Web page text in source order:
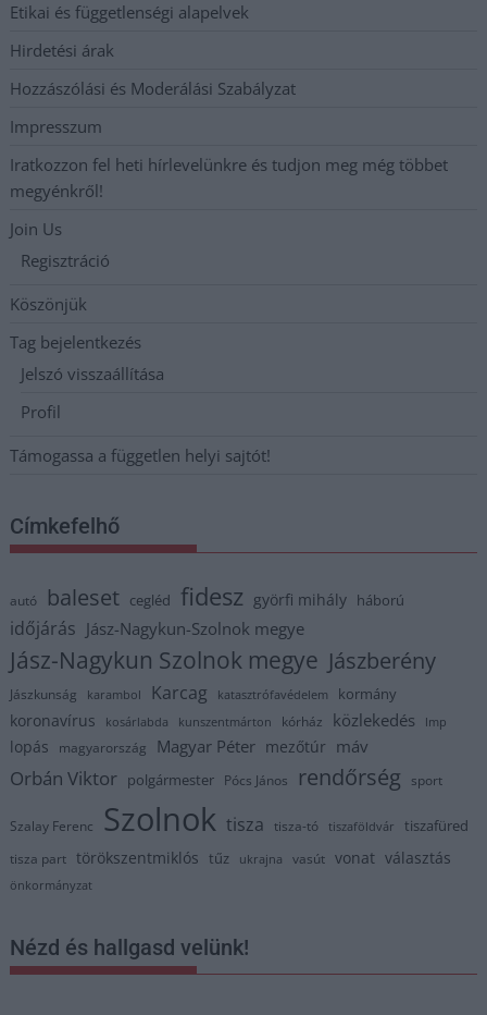
Etikai és függetlenségi alapelvek
Hirdetési árak
Hozzászólási és Moderálási Szabályzat
Impresszum
Iratkozzon fel heti hírlevelünkre és tudjon meg még többet
megyénkről!
Join Us
Regisztráció
Köszönjük
Tag bejelentkezés
Jelszó visszaállítása
Profil
Támogassa a független helyi sajtót!
Címkefelhő
autó baleset cegléd fidesz györfi mihály háború
időjárás Jász-Nagykun-Szolnok megye
Jász-Nagykun Szolnok megye Jászberény
Jászkunság karambol Karcag katasztrófavédelem kormány
koronavírus kosárlabda kunszentmárton kórház közlekedés lmp
lopás magyarország Magyar Péter mezőtúr máv
Orbán Viktor polgármester Pócs János rendőrség sport
Szalay Ferenc Szolnok tisza tisza-tó tiszaföldvár tiszafüred
tisza part törökszentmiklós tűz ukrajna vasút vonat választás
önkormányzat
Nézd és hallgasd velünk!